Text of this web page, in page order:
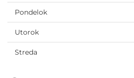
Pondelok
Utorok
Streda